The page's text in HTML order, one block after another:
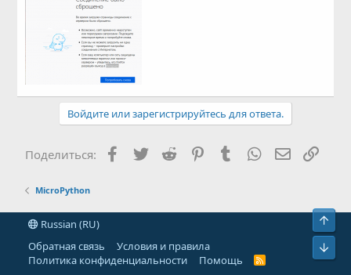
Войдите или зарегистрируйтесь для ответа.
Поделиться: Facebook
TwitterReddit PinterestTumblrWhatsApp
MicroPython
Russian (RU)
Обратная связь
Условия и правила
Политика конфиденциальности
Помощь
R